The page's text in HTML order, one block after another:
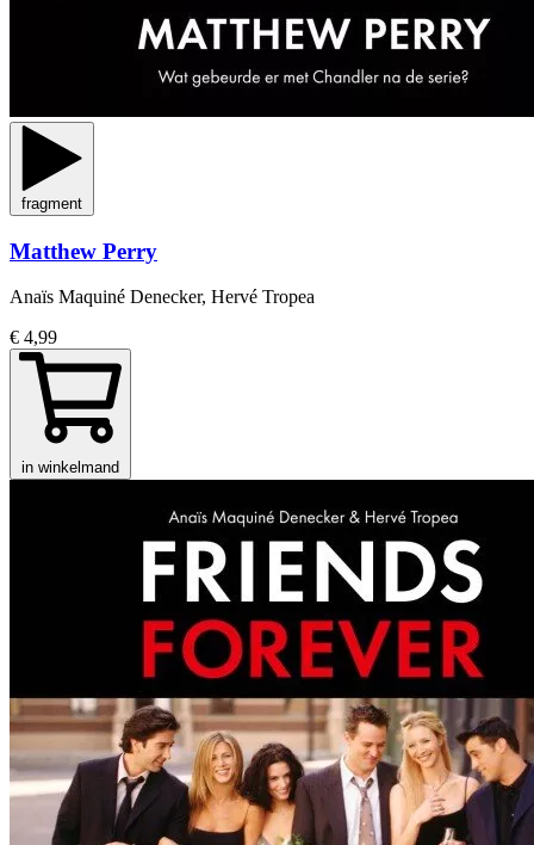
fragment
Matthew Perry
Anaïs Maquiné Denecker, Hervé Tropea
€ 4,99
in winkelmand